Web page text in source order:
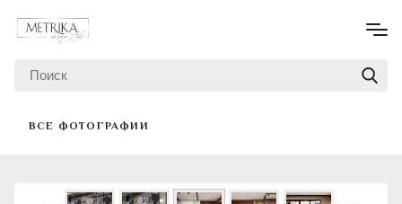
ВСЕ ФОТОГРАФИИ